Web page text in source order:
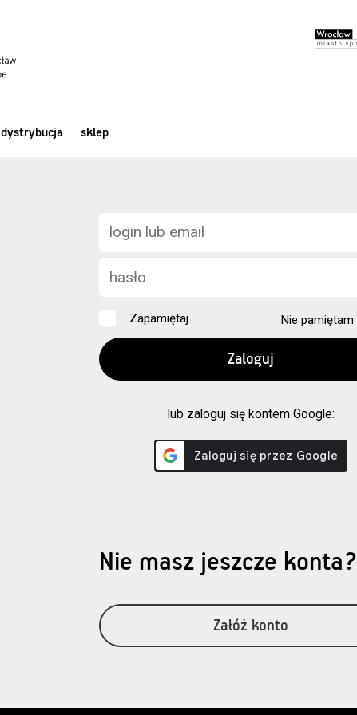
dystrybucja sklep
Zapamiętaj Nie pamiętam
lub zaloguj się kontem Google:
Nie masz jeszcze konta?
Załóż konto